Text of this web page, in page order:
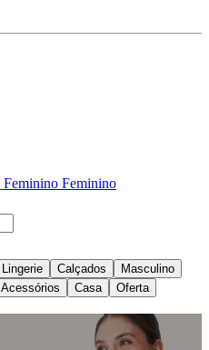
Feminino Feminino
Lingerie Calçados
Masculino
Acessórios Casa Oferta